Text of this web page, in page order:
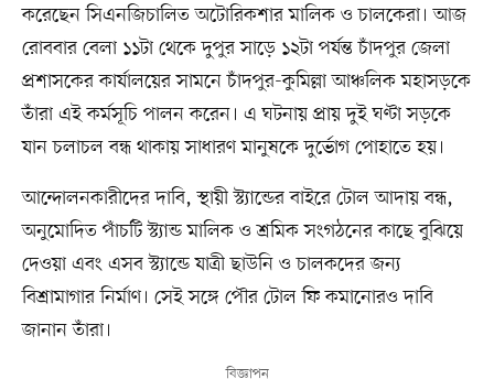
করেছেন সিএনজিচালিত অটোরিকশার মালিক ও চালকেরা। আজ
রোববার বেলা ১১টা থেকে দুপুর সাড়ে ১২টা পর্যন্ত চাঁদপুর জেলা
প্রশাসকের কার্যালয়ের সামনে চাঁদপুর-কুমিল্লা আঞ্চলিক মহাসড়কে
তাঁরা এই কর্মসূচি পালন করেন। এ ঘটনায় প্রায় দুই ঘণ্টা সড়কে
যান চলাচল বন্ধ থাকায় সাধারণ মানুষকে দুর্ভোগ পোহাতে হয়।
আন্দোলনকারীদের দাবি, স্থায়ী স্ট্যান্ডের বাইরে টোল আদায় বন্ধ,
অনুমোদিত পাঁচটি স্ট্যান্ড মালিক ও শ্রমিক সংগঠনের কাছে বুঝিয়ে
দেওয়া এবং এসব স্ট্যান্ডে যাত্রী ছাউনি ও চালকদের জন্য
বিশ্রামাগার নির্মাণ। সেই সঙ্গে পৌর টোল ফি কমানোরও দাবি
জানান তাঁরা।